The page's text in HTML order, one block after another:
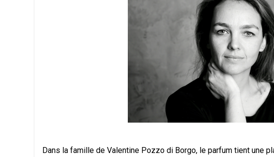
Dans la famille de Valentine Pozzo di Borgo, le parfum tient une